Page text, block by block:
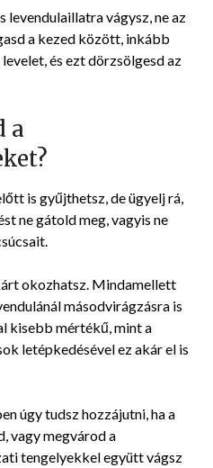
levendulaillatra vágysz, ne az
a kezed között, inkább
és ezt dörzsölgesd az
a
is gyűjthetsz, de ügyelj rá,
ne gátold meg, vagyis ne
okozhatsz. Mindamellett
másodvirágzásra is
kisebb mértékű, mint a
letépkedésével ez akár el is
úgy tudsz hozzájutni, ha a
vagy megvárod a
tengelyekkel együtt vágsz